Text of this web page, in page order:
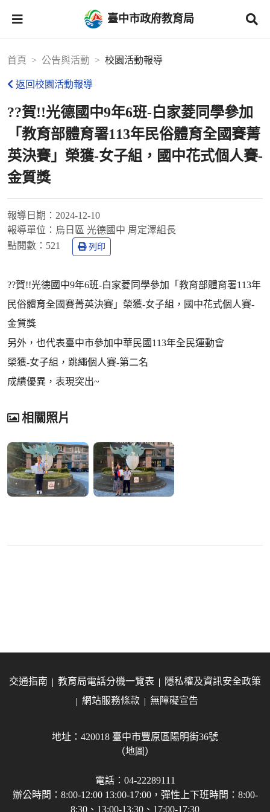
臺中市政府教育局
首頁 公告與活動 校園活動報導
返回校園活動報導
??賀!!光德國中9年6班-白家菱同學參加
「教育部體育署113年民俗體育全國賽菁
英決賽」榮獲-女子組，國中花式個人賽-
金質獎
報導日期： 2024-12-10
報導單位： 烏日區 光德國中 周定澤組長
點閱數： 521 列印
??賀!!光德國中9年6班-白家菱同學參加「教育部體育署113年
民俗體育全國賽菁英決賽」榮獲-女子組，國中花式個人賽-
金質獎
另外，也代表臺中市參加中華民國113年全民運動會
榮獲-女子組，跳繩個人賽-第二名
成績優異，表現突出~
相關照片
交通指南 教育局電話分機一覽表
隱私權及資訊安全政策
網站服務條款
無障礙宣告
地址：420018 臺中市豐原區陽明街36號
（地圖）
電話：04-22289111
辦公時間：8:00-12:00 13:00-17:00，彈性上下班時間：8:00-
8:30、13:00-13:30、17:00-17:30